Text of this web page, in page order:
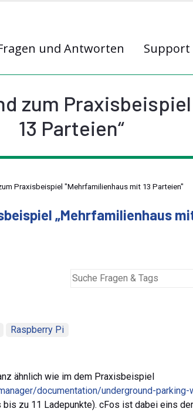
und Antworten Support
zum
13 Parteien“
Praxisbeispiel "Mehrfamilienhaus mit 13 Parteien"
„Mehrfamilienhaus
Raspberry Pi
ähnlich wie im dem Praxisbeispiel
documentation/underground-parking-
zu 11 Ladepunkte). cFos ist dabei eins der